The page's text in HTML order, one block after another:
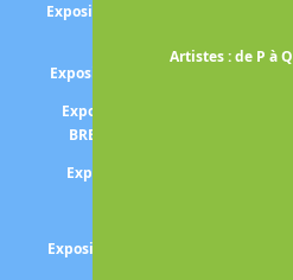
Exposition CARAVAGE à Rome -
Exposition CARTIER-BRESSON
Exposition Henri CARTIER-
BRESSON - Helen LEVITT
Exposition CASSATT Mary
Exposition CEZANNE (Portraits
Artistes : de P à Q